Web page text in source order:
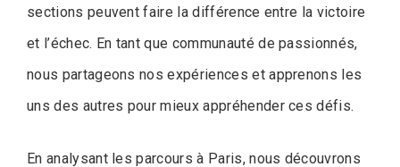
sections peuvent faire la différence entre la victoire
et l’échec. En tant que communauté de passionnés,
nous partageons nos expériences et apprenons les
uns des autres pour mieux appréhender ces défis.
En analysant les parcours à Paris, nous découvrons